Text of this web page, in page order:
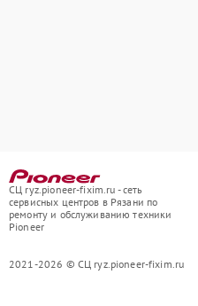
СЦ ryz.pioneer-fixim.ru - сеть
сервисных центров в Рязани по
ремонту и обслуживанию техники
Pioneer
2021-2026 © СЦ ryz.pioneer-fixim.ru